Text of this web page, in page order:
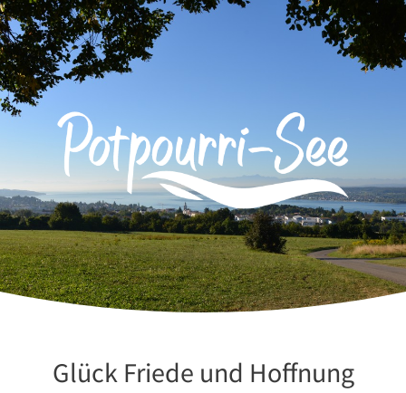
Zum
Inhalt
springen
Glück Friede und Hoffnung